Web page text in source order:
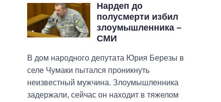
Нардеп до
полусмерти избил
злоумышленника –
СМИ
В дом народного депутата Юрия Березы в
селе Чумаки пытался проникнуть
неизвестный мужчина. Злоумышленника
задержали, сейчас он находит в тяжелом